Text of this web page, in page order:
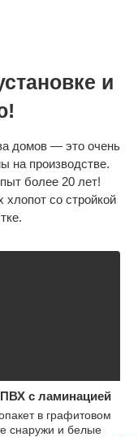
и
домов — это очень
на производстве.
более 20 лет!
со стройкой
с ламинацией
в графитовом
снаружи и белые